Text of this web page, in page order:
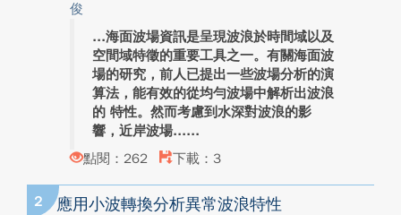
俊
海面波場資訊是呈現波浪於時間域以及
空間域特徵的重要工具之一。有關海面波
場的研究，前人已提出一些波場分析的演
算法，能有效的從均勻波場中解析出波浪
的 特性。然而考慮到水深對波浪的影
響，近岸波場...
點閱：262
下載：3
2 應用小波轉換分析異常波浪特性